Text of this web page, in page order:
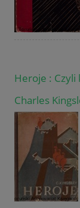
Heroje :
Charles